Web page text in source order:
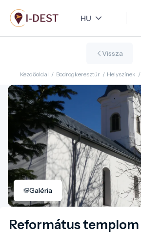
Ugrás
a
tartalomra
Vissza
Kezdőoldal / Bodrogkeresztúr / Helyszínek /
Galéria
Református templom